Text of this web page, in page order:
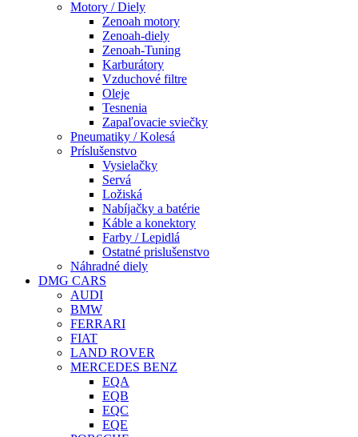
Motory / Diely
Zenoah motory
Zenoah-diely
Zenoah-Tuning
Karburátory
Vzduchové filtre
Oleje
Tesnenia
Zapaľovacie sviečky
Pneumatiky / Kolesá
Príslušenstvo
Vysielačky
Servá
Ložiská
Nabíjačky a batérie
Káble a konektory
Farby / Lepidlá
Ostatné prislušenstvo
Náhradné diely
DMG CARS
AUDI
BMW
FERRARI
FIAT
LAND ROVER
MERCEDES BENZ
EQA
EQB
EQC
EQE